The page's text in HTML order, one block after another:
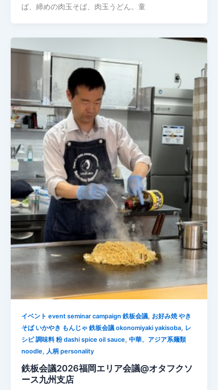
ば、締めの肉玉そば、肉玉うどん。童
イベント event seminar campaign 鉄板会議, お好み焼 やき
そば いかやき もんじゃ 鉄板会議 okonomiyaki yakisoba, レ
シピ 調味料 粉 dashi spice oil sauce,中華、アジア系麺類
noodle, 人柄 personality
鉄板会議2026福岡エリア会議@オタフクソ
ース九州支店